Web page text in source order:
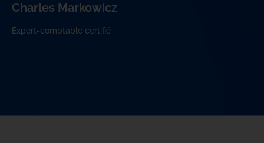
Charles Markowicz
Expert-comptable certifié